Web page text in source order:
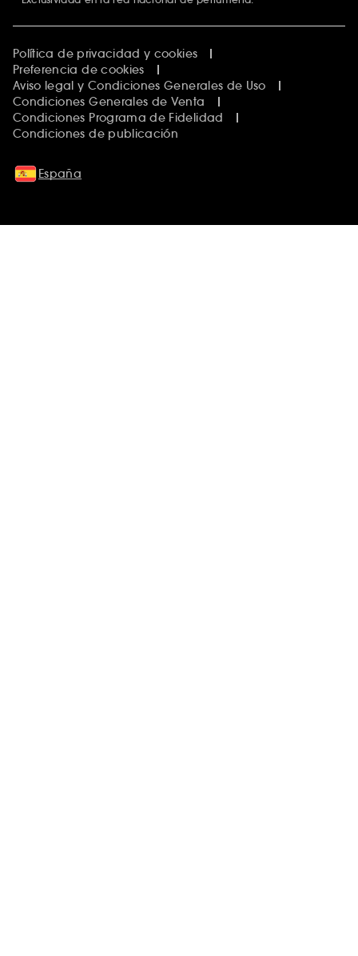
Política de privacidad y cookies
Preferencia de cookies
Aviso legal y Condiciones Generales de Uso
Condiciones Generales de Venta
Condiciones Programa de Fidelidad
Condiciones de publicación
España